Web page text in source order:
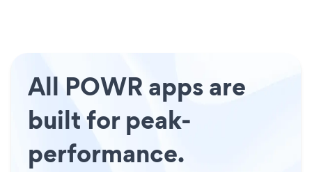
All POWR apps are
built for peak-
performance.